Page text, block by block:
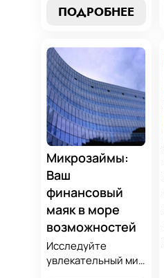
и узнайте, как
вариант,
разработать
стратегию
погашения и
обеспечить свою
финансовую
безопасность. Ваш
компас в мире
микрокредитов!
ПОДРОБНЕЕ
Микрозаймы:
Ваш
финансовый
маяк в море
возможностей
Исследуйте
увлекательный мир